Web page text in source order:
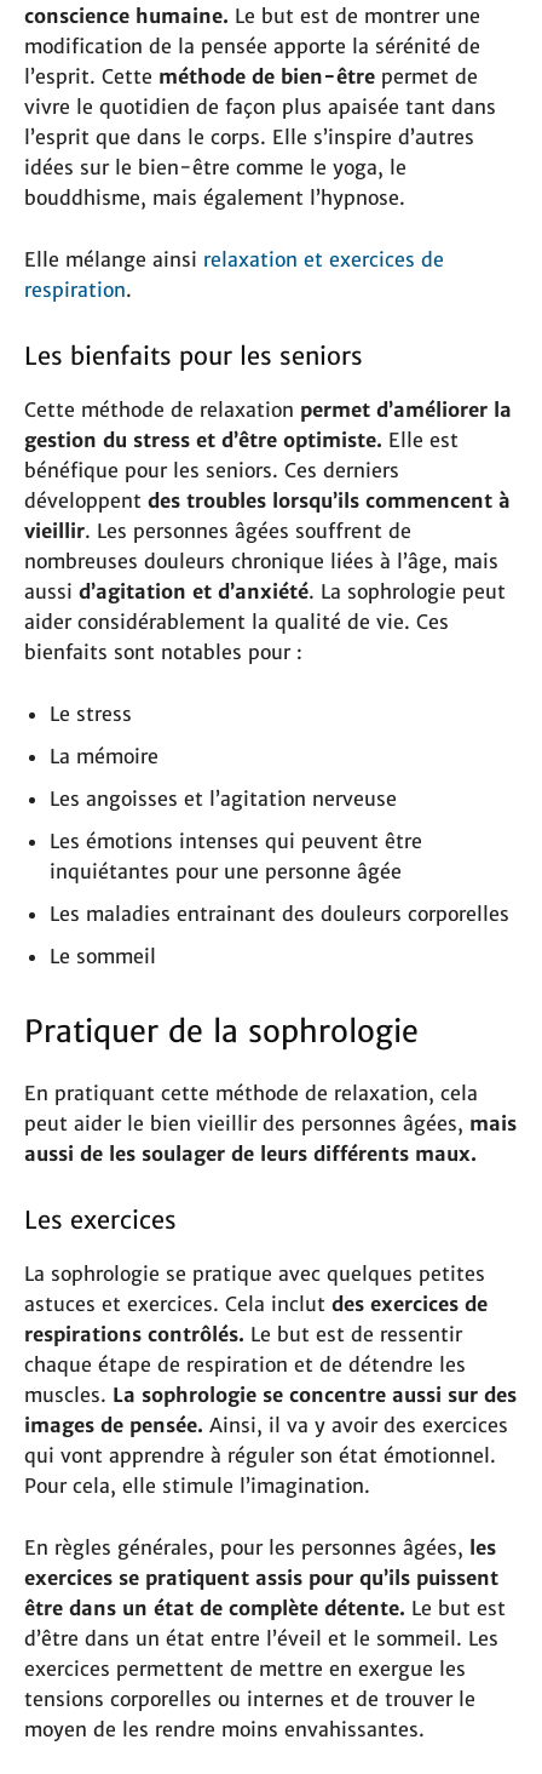
conscience humaine. Le but est de montrer une
modification de la pensée apporte la sérénité de
l’esprit. Cette méthode de bien-être permet de
vivre le quotidien de façon plus apaisée tant dans
l’esprit que dans le corps. Elle s’inspire d’autres
idées sur le bien-être comme le yoga, le
bouddhisme, mais également l’hypnose.
Elle mélange ainsi relaxation et exercices de
respiration.
Les bienfaits pour les seniors
Cette méthode de relaxation permet d’améliorer la
gestion du stress et d’être optimiste. Elle est
bénéfique pour les seniors. Ces derniers
développent des troubles lorsqu’ils commencent à
vieillir. Les personnes âgées souffrent de
nombreuses douleurs chronique liées à l’âge, mais
aussi d’agitation et d’anxiété. La sophrologie peut
aider considérablement la qualité de vie. Ces
bienfaits sont notables pour :
Le stress
La mémoire
Les angoisses et l’agitation nerveuse
Les émotions intenses qui peuvent être
inquiétantes pour une personne âgée
Les maladies entrainant des douleurs corporelles
Le sommeil
Pratiquer de la sophrologie
En pratiquant cette méthode de relaxation, cela
peut aider le bien vieillir des personnes âgées, mais
aussi de les soulager de leurs différents maux.
Les exercices
La sophrologie se pratique avec quelques petites
astuces et exercices. Cela inclut des exercices de
respirations contrôlés. Le but est de ressentir
chaque étape de respiration et de détendre les
muscles. La sophrologie se concentre aussi sur des
images de pensée. Ainsi, il va y avoir des exercices
qui vont apprendre à réguler son état émotionnel.
Pour cela, elle stimule l’imagination.
En règles générales, pour les personnes âgées, les
exercices se pratiquent assis pour qu’ils puissent
être dans un état de complète détente. Le but est
d’être dans un état entre l’éveil et le sommeil. Les
exercices permettent de mettre en exergue les
tensions corporelles ou internes et de trouver le
moyen de les rendre moins envahissantes.